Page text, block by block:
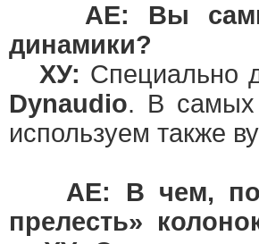
АЕ: Вы
динамики?
ХУ: Специально
Dynaudio. В
используем также
АЕ: В чем,
прелесть»